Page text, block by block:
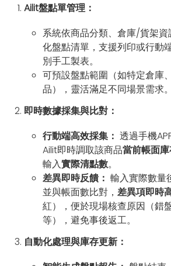
Ailit盤點單管理：
系統依商品分類、倉庫/貨架
化盤點清單，支援列印或行動
別手工製表。
可預設盤點範圍（如特定倉庫
品），靈活滿足不同場景需求。
即時數據採集與比對：
行動端高效採集： 透過手機
Ailit即時調取該商品當前帳面
輸入實際清點數。
差異即時反饋： 輸入實際數量
並與帳面數比對， 差異項即時
紅），便於現場核查原因（錯
等），避免事後返工。
自動化處理與庫存更新：